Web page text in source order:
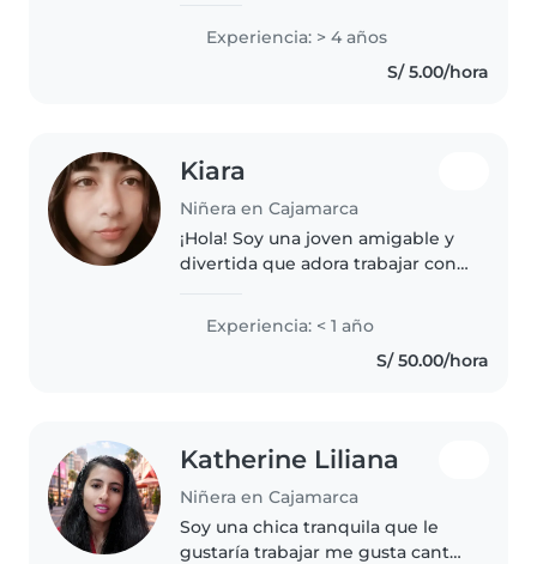
todas las edades, desde bebés
hasta escolares. Me encanta leer
cuentos a los niños y hacer
Experiencia: > 4 años
S/ 5.00/hora
Kiara
Niñera en Cajamarca
¡Hola! Soy una joven amigable y
divertida que adora trabajar con
Aunque soy nueva en el cuidado
de niños, estoy llena de energía
y entusiasmo. Me encanta..
Experiencia: < 1 año
S/ 50.00/hora
Katherine Liliana
Niñera en Cajamarca
Soy una chica tranquila que le
gustaría trabajar me gusta cantar